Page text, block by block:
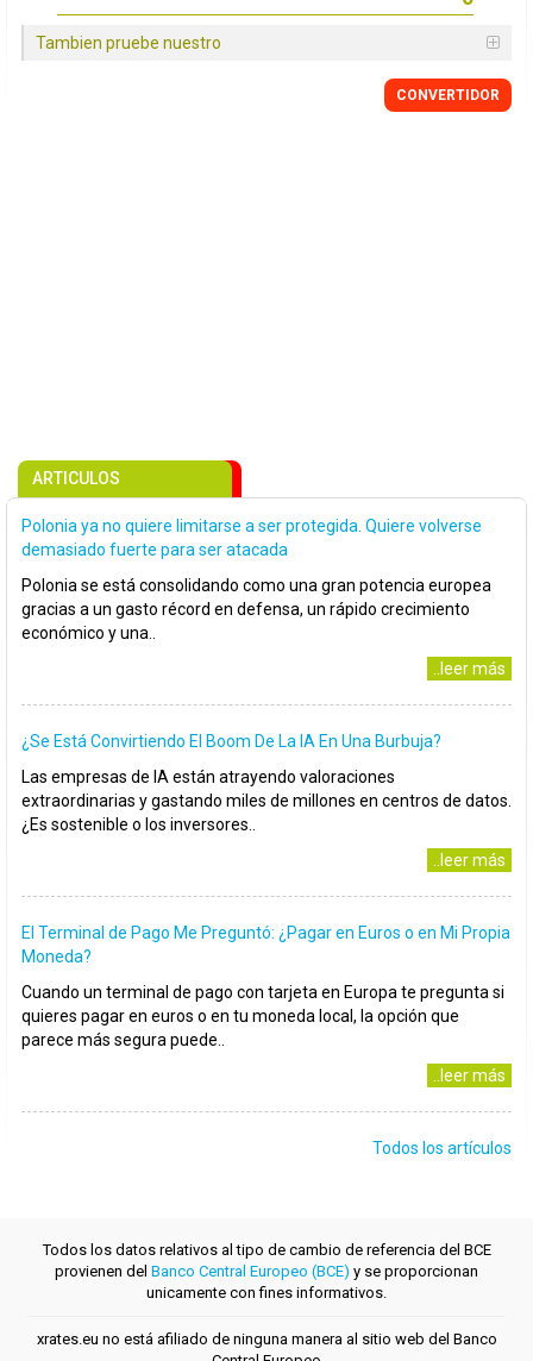
Tambien pruebe nuestro
CONVERTIDOR
ARTICULOS
Polonia ya no quiere limitarse a ser protegida. Quiere volverse
demasiado fuerte para ser atacada
Polonia se está consolidando como una gran potencia europea
gracias a un gasto récord en defensa, un rápido crecimiento
económico y una..
..leer más
¿Se Está Convirtiendo El Boom De La IA En Una Burbuja?
Las empresas de IA están atrayendo valoraciones
extraordinarias y gastando miles de millones en centros de datos.
¿Es sostenible o los inversores..
..leer más
El Terminal de Pago Me Preguntó: ¿Pagar en Euros o en Mi Propia
Moneda?
Cuando un terminal de pago con tarjeta en Europa te pregunta si
quieres pagar en euros o en tu moneda local, la opción que
parece más segura puede..
..leer más
Todos los artículos
Todos los datos relativos al tipo de cambio de referencia del BCE
provienen del Banco Central Europeo (BCE) y se proporcionan
unicamente con fines informativos.
xrates.eu no está afiliado de ninguna manera al sitio web del Banco